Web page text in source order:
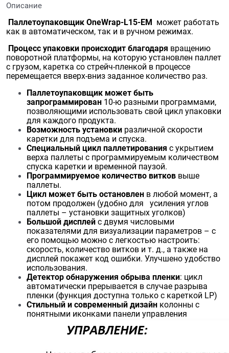
Описание
Паллетоупаковщик OneWrap-L15-EM может работать
как в автоматическом, так и в ручном режимах.
Процесс упаковки происходит благодаря вращению
поворотной платформы, на которую установлен паллет
с грузом, каретка со стрейч-пленкой в процессе
перемещается вверх-вниз заданное количество раз.
Паллетоупаковщик может быть
запрограммирован 10-ю разными программами,
позволяющими использовать свой цикл упаковки
для каждого продукта.
Возможность установки различной скорости
каретки для подъема и спуска.
Специальный цикл паллетирования с укрытием
верха паллеты с программируемым количеством
спуска каретки и временной паузой.
Программируемое количество витков выше
паллеты.
Цикл может быть остановлен в любой момент, а
потом продолжен (удобно для усиления углов
паллеты – установки защитных уголков)
Большой дисплей с двумя числовыми
показателями для визуализации параметров – с
его помощью можно с легкостью настроить:
скорость, количество витков и т. д., а также на
дисплей покажет код ошибки. Улучшено удобство
использования.
Детектор обнаружения обрыва пленки: цикл
автоматически прерывается в случае разрыва
пленки (функция доступна только с кареткой LP)
Стильный и современный дизайн колонны с
понятными иконками панели управления